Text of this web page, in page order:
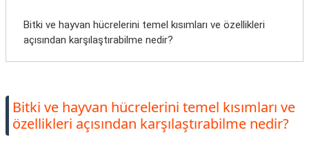
Bitki ve hayvan hücrelerini temel kısımları ve özellikleri
açısından karşılaştırabilme nedir?
Bitki ve hayvan hücrelerini temel kısımları ve
özellikleri açısından karşılaştırabilme nedir?